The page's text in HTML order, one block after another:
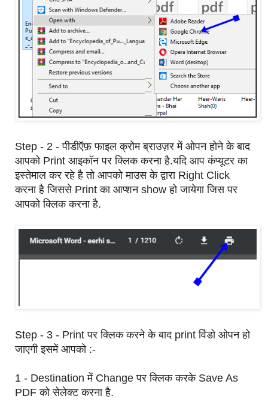
Step - 2 - पीडीऍफ़ फाइल क्रोम ब्राउज़र में ओपन होने के बाद
आपको Print आइकॉन पर क्लिक करना है.यदि आप कंप्यूटर का
इस्तेमाल कर रहे है तो आपको माउस के द्वारा Right Click
करना है जिससे Print का आप्शन show हो जायेगा जिस पर
आपको क्लिक करना है.
Step - 3 - Print पर क्लिक करने के बाद print विंडो ओपन हो
जाएगी इसमें आपको :-
1 - Destination में Change पर क्लिक करके Save As
PDF को सेलेक्ट करना है.